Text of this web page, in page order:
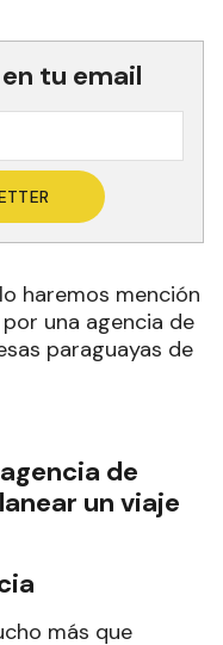
tu email
haremos mención
una agencia de
paraguayas de
de
un viaje
más que